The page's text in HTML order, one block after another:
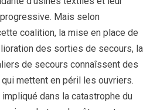
Mais selon
coalition, la mise en place de
des sorties de secours, la
de secours connaîssent des
mettent en péril les ouvriers.
impliqué dans la catastrophe du